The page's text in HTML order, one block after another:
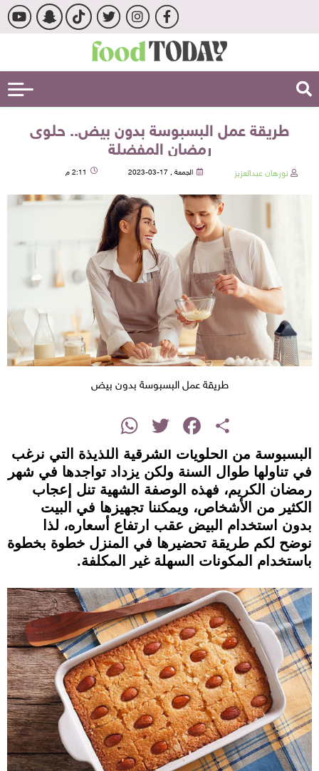
طريقة عمل البسبوسة بدون بيض.. حلوى
رمضان المفضلة
نورهان عبدالعزيز الجمعة , 17-03-2023 2:11 م
طريقة عمل البسبوسة بدون بيض
Share
Facebook
Twitter
WhatsApp
البسبوسة من الحلويات الشرقية اللذيذة التي نرغب
في تناولها طوال السنة ولكن يزداد تواجدها في شهر
رمضان الكريم، فهذه الوصفة الشهية تنل إعجاب
الكثير من الأشخاص، ويمكننا تجهيزها في البيت
بدون استخدام البيض عقب ارتفاع أسعاره، لذا
نوضح لكم طريقة تحضيرها في المنزل خطوة بخطوة
باستخدام المكونات السهلة غير المكلفة.